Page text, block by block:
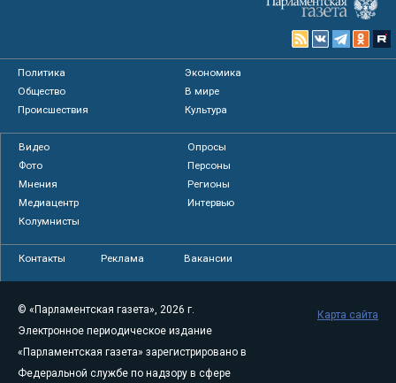
Политика
Экономика
Общество
В мире
Происшествия
Культура
Видео
Опросы
Фото
Персоны
Мнения
Регионы
Медиацентр
Интервью
Колумнисты
Контакты Реклама Вакансии
© «Парламентская газета», 2026 г.
Электронное периодическое издание
«Парламентская газета» зарегистрировано в
Федеральной службе по надзору в сфере
Карта сайта